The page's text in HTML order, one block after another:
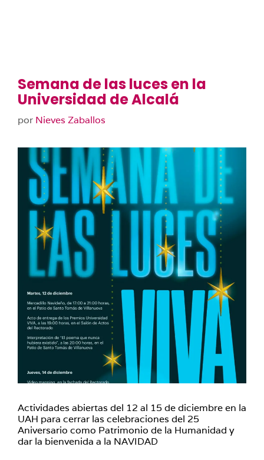
Semana de las luces en la
Universidad de Alcalá
por Nieves Zaballos
Actividades abiertas del 12 al 15 de diciembre en la
UAH para cerrar las celebraciones del 25
Aniversario como Patrimonio de la Humanidad y
dar la bienvenida a la NAVIDAD